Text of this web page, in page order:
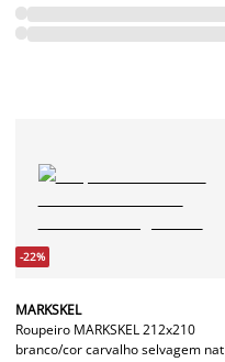
-22%
MARKSKEL
Roupeiro MARKSKEL 212x210
branco/cor carvalho selvagem nat